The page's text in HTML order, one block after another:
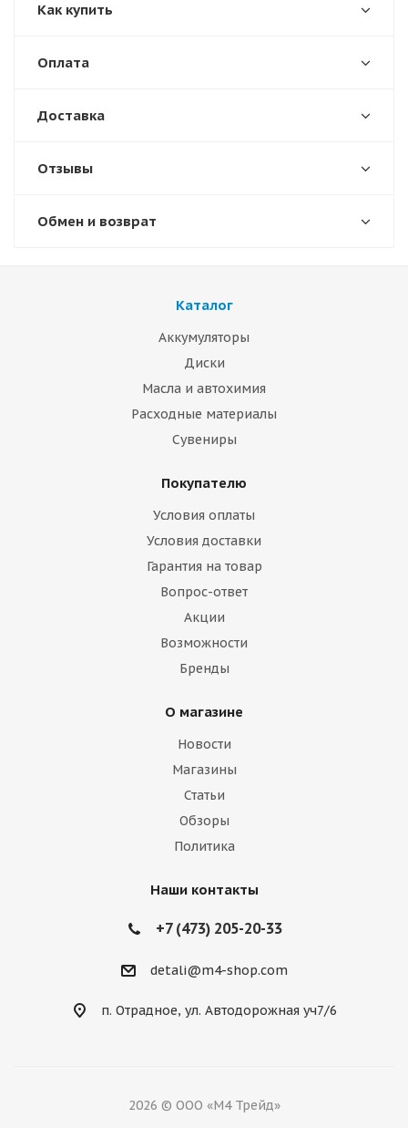
Как купить
Оплата
Доставка
Отзывы
Обмен и возврат
Каталог
Аккумуляторы
Диски
Масла и автохимия
Расходные материалы
Сувениры
Покупателю
Условия оплаты
Условия доставки
Гарантия на товар
Вопрос-ответ
Акции
Возможности
Бренды
О магазине
Новости
Магазины
Статьи
Обзоры
Политика
Наши контакты
+7 (473) 205-20-33
detali@m4-shop.com
п. Отрадное, ул. Автодорожная уч7/6
2026 © ООО «М4 Трейд»